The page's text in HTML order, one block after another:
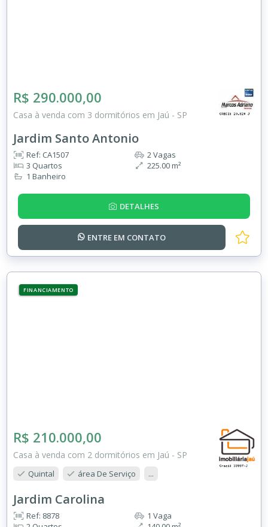
R$ 290.000,00
Casa à venda com 3 dormitórios em Jaú - SP
Jardim Santo Antonio
Ref: CA1507
3 Quartos
1 Banheiro
2 Vagas
225.00 m²
DETALHES
ENTRE EM CONTATO
FINANCIAMENTO
R$ 210.000,00
Casa à venda com 2 dormitórios em Jaú - SP
Quintal área De Serviço ...
Jardim Carolina
Ref: 8878
1 Vaga